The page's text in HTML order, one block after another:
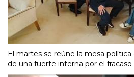
El martes se reúne la mesa
de una fuerte interna por el fracaso